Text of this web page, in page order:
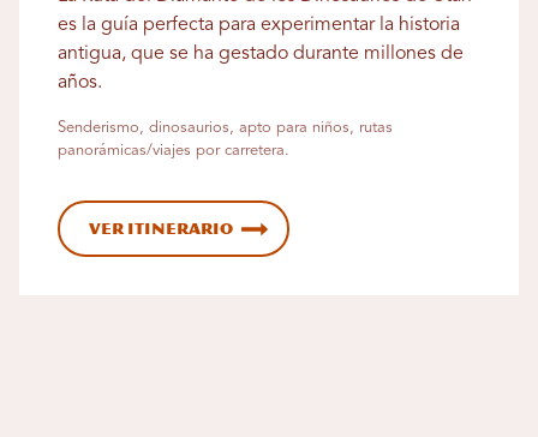
es la guía perfecta para experimentar la historia
antigua, que se ha gestado durante millones de
años.
Senderismo, dinosaurios, apto para niños, rutas
panorámicas/viajes por carretera.
Ver itinerario